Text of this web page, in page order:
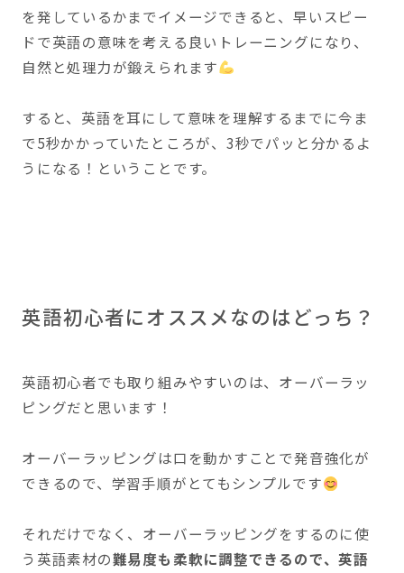
を発しているかまでイメージできると、早いスピー
ドで英語の意味を考える良いトレーニングになり、
自然と処理力が鍛えられます
すると、英語を耳にして意味を理解するまでに今ま
で5秒かかっていたところが、3秒でパッと分かるよ
うになる！ということです。
英語初心者にオススメなのはどっち？
英語初心者でも取り組みやすいのは、オーバーラッ
ピングだと思います！
オーバーラッピングは口を動かすことで発音強化が
できるので、学習手順がとてもシンプルです
それだけでなく、オーバーラッピングをするのに使
う英語素材の難易度も柔軟に調整できるので、英語